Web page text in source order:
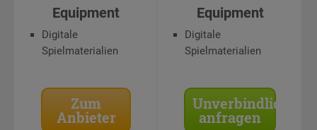
Equipment
Digitale
Spielmaterialien
Equipment
Digitale
Spielmaterialien
Zum
Anbieter
Unverbindlich
anfragen